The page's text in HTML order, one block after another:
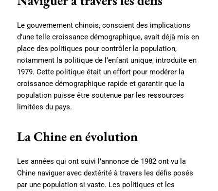
Le gouvernement chinois, conscient des implications
d’une telle croissance démographique, avait déjà mis en
place des politiques pour contrôler la population,
notamment la politique de l’enfant unique, introduite en
1979. Cette politique était un effort pour modérer la
croissance démographique rapide et garantir que la
population puisse être soutenue par les ressources
limitées du pays.
La Chine en évolution
Les années qui ont suivi l’annonce de 1982 ont vu la
Chine naviguer avec dextérité à travers les défis posés
par une population si vaste. Les politiques et les